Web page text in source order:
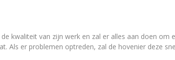
kwaliteit van zijn werk en zal er alles aan doen om
Als er problemen optreden, zal de hovenier deze